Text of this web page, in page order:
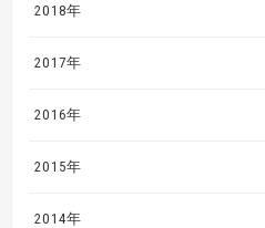
2018年
2017年
2016年
2015年
2014年